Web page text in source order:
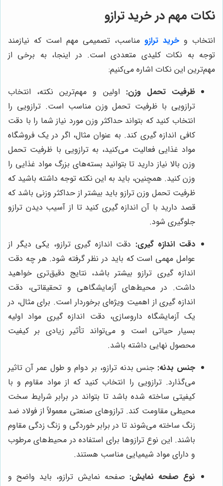
نکات مهم در خرید ترازو
انتخاب و خرید ترازو مناسب، تصمیمی مهم است که نیازمند
توجه به نکات کلیدی متعددی است. در اینجا، به برخی از
مهم‌ترین این نکات اشاره می‌کنیم:
ظرفیت تحمل وزن: اولین و مهم‌ترین نکته، انتخاب
ترازویی با ظرفیت تحمل وزن مناسب است. ترازویی را
انتخاب کنید که بتواند حداکثر وزن مورد نیاز شما را با دقت
کافی اندازه گیری کند. به عنوان مثال، اگر در یک فروشگاه
مواد غذایی فعالیت می‌کنید، به ترازویی با ظرفیت تحمل
وزن بالا نیاز دارید تا بتوانید بسته‌های بزرگ مواد غذایی را
وزن کنید. همچنین، باید به این نکته توجه داشته باشید که
ظرفیت تحمل وزن ترازو باید بیشتر از حداکثر وزنی باشد که
قصد دارید با آن اندازه گیری کنید تا از آسیب دیدن ترازو
جلوگیری شود.
دقت اندازه گیری: دقت اندازه گیری ترازو، یکی دیگر از
عوامل مهمی است که باید در نظر گرفته شود. هر چه دقت
اندازه گیری ترازو بیشتر باشد، نتایج دقیق‌تری خواهید
داشت. در محیط‌های آزمایشگاهی و تحقیقاتی، دقت
اندازه گیری از اهمیت ویژه‌ای برخوردار است. برای مثال، در
یک آزمایشگاه داروسازی، دقت اندازه گیری مواد اولیه
بسیار حیاتی است و می‌تواند تأثیر زیادی بر کیفیت
محصول نهایی داشته باشد.
جنس بدنه: جنس بدنه ترازو، بر دوام و طول عمر آن تاثیر
می‌گذارد. ترازویی را انتخاب کنید که از مواد مقاوم و با
کیفیتی ساخته شده باشد تا بتواند در برابر شرایط سخت
محیطی مقاومت کند. ترازوهای صنعتی معمولاً از فولاد ضد
زنگ ساخته می‌شوند تا در برابر خوردگی و زنگ زدگی مقاوم
باشند. این نوع ترازوها برای استفاده در محیط‌های مرطوب
و دارای مواد شیمیایی مناسب هستند.
نوع صفحه نمایش: صفحه نمایش ترازو، باید واضح و